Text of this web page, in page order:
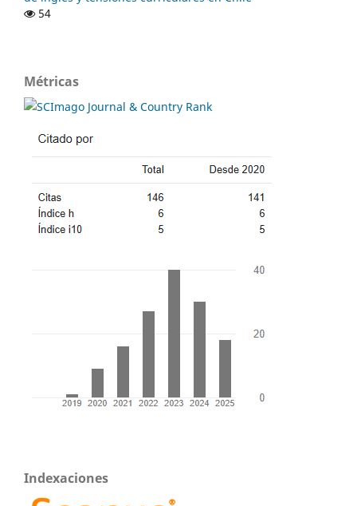
54
Métricas
Indexaciones